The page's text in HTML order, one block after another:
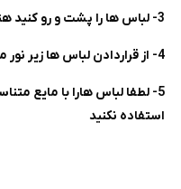
3- لباس ها را پشت و رو کنید هنگام شستشو
4- از قراردادن لباس ها زیر نور مستقیم خورشید خودداری کنید
5- لطفا لباس هارا با مایع
استفاده نکنید